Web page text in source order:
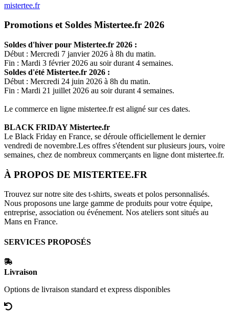
mistertee.fr
Promotions et Soldes Mistertee.fr 2026
Soldes d'hiver pour Mistertee.fr 2026 :
Début : Mercredi 7 janvier 2026 à 8h du matin.
Fin : Mardi 3 février 2026 au soir durant 4 semaines.
Soldes d'été Mistertee.fr 2026 :
Début : Mercredi 24 juin 2026 à 8h du matin.
Fin : Mardi 21 juillet 2026 au soir durant 4 semaines.
Le commerce en ligne mistertee.frest aligné sur ces dates.
BLACK FRIDAYMistertee.fr
Le Black Friday en France, se déroule officiellement le dernier
vendredi de novembre.Les offres s'étendent sur plusieurs jours, voire
semaines, chez de nombreux commerçants en ligne dont mistertee.fr.
À PROPOS DE MISTERTEE.FR
Trouvez sur notre site des t-shirts, sweats et polos personnalisés.
Nous proposons une large gamme de produits pour votre équipe,
entreprise, association ou événement. Nos ateliers sont situés au
Mans en France.
SERVICES PROPOSÉS
Livraison
Options de livraison standard et express disponibles